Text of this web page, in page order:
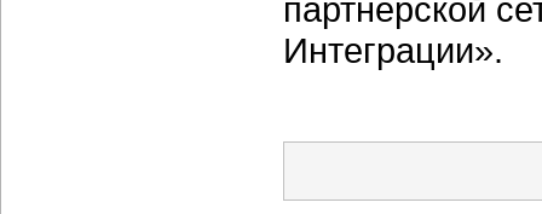
партнерской
Интеграции».